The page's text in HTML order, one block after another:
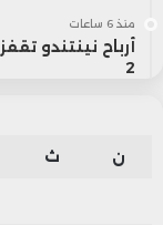
منذ 6 ساعات
2
ن ث